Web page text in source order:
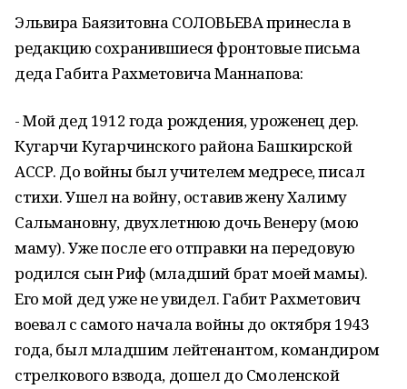
Эльвира Баязитовна СОЛОВЬЕВА принесла в
редакцию сохранившиеся фронтовые письма
деда Габита Рахметовича Маннапова:
- Мой дед 1912 года рождения, уроженец дер.
Кугарчи Кугарчинского района Башкирской
АССР. До войны был учителем медресе, писал
стихи. Ушел на войну, оставив жену Халиму
Сальмановну, двухлетнюю дочь Венеру (мою
маму). Уже после его отправки на передовую
родился сын Риф (младший брат моей мамы).
Его мой дед уже не увидел. Габит Рахметович
воевал с самого начала войны до октября 1943
года, был младшим лейтенантом, командиром
стрелкового взвода, дошел до Смоленской